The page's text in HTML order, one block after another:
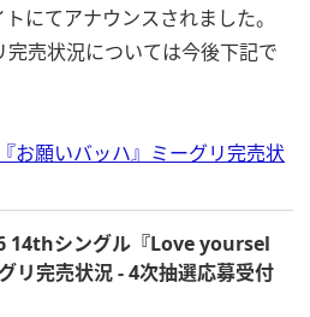
にてアナウンスされました。
売状況については今後下記で
お願いバッハ』ミーグリ完売状
14thシングル『Love yoursel
リ完売状況 - 4次抽選応募受付